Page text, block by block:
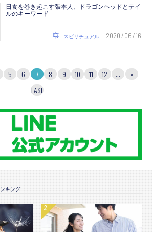
日食を巻き起こす張本人、ドラゴンヘッドとテイ
ルのキーワード
スピリチュアル 2020 / 06 / 16
5 6 7 8 9 10 11 12 ...
»
LAST